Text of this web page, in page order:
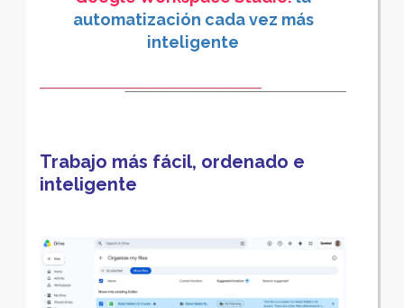
automatización cada vez más
inteligente
Trabajo más fácil, ordenado e
inteligente